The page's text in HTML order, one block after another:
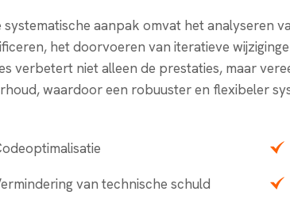
systematische aanpak omvat het analyseren
het doorvoeren van iteratieve
verbetert niet alleen de prestaties, maar
waardoor een robuuster en flexibeler
van technische schuld